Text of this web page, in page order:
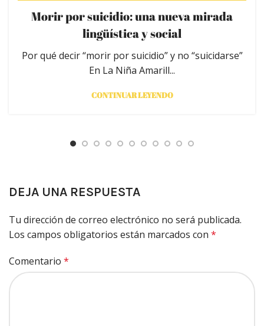
MEDIOS DE COMUNICACIÓN
Morir por suicidio: una nueva mirada
lingüística y social
Por qué decir “morir por suicidio” y no “suicidarse”
En La Niña Amarill...
CONTINUAR LEYENDO
DEJA UNA RESPUESTA
Tu dirección de correo electrónico no será publicada.
Los campos obligatorios están marcados con *
Comentario *